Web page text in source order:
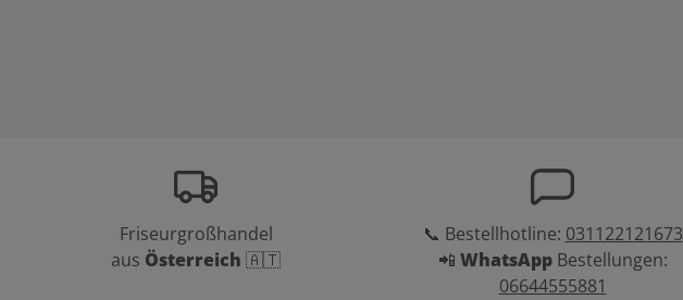
Friseurgroßhandel
aus Österreich 🇦🇹
📞 Bestellhotline: 031122121673
📲 WhatsAppBestellungen:
06644555881